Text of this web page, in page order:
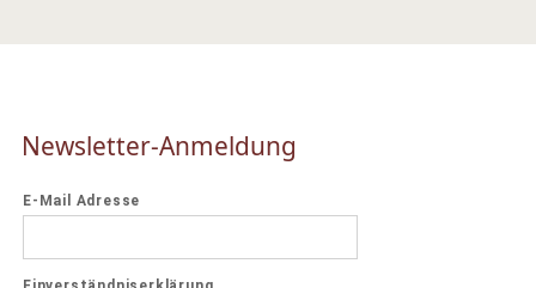
Newsletter-Anmeldung